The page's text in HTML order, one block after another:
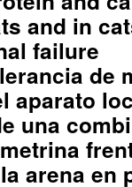
and in
failure
de
aparato
una
arena en